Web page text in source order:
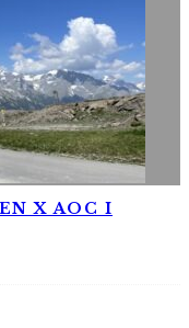
X AOC I